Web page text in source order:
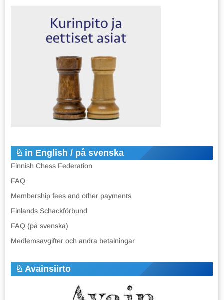
in English / på svenska
Finnish Chess Federation
FAQ
Membership fees and other payments
Finlands Schackförbund
FAQ (på svenska)
Medlemsavgifter och andra betalningar
Avainsiirto